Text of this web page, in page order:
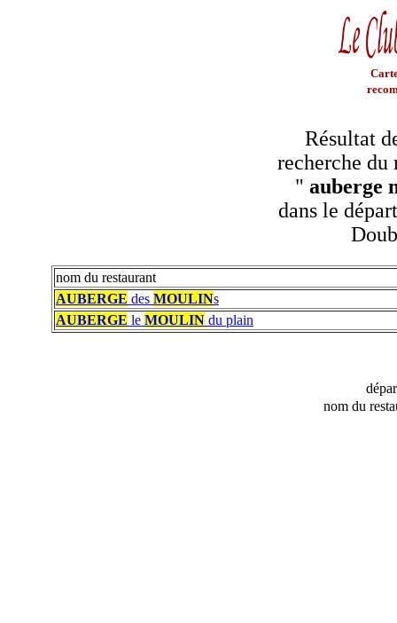
Résultat
recherche du
" auberge
dans le
nom du restaurant
AUBERGE des MOULINs
AUBERGE le MOULIN du plain
nom du